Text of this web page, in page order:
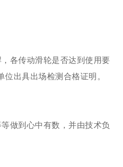
各传动滑轮是否达到使用要
出具出场检测合格证明。
做到心中有数，并由技术负